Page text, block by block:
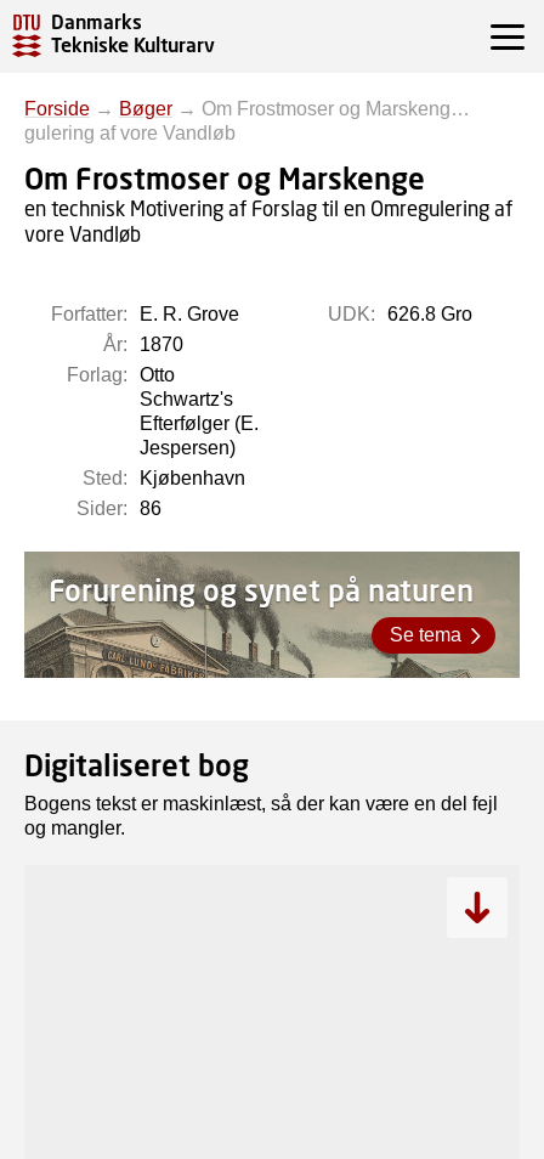
Danmarks
Tekniske Kulturarv
Forside → Bøger → Om Frostmoser og Marskeng…
gulering af vore Vandløb
Om Frostmoser og Marskenge
en technisk Motivering af Forslag til en Omregulering af
vore Vandløb
Forfatter:
E. R. Grove
År:
1870
Forlag:
Otto
Schwartz's
Efterfølger (E.
Jespersen)
Sted:
Kjøbenhavn
Sider:
86
UDK: 626.8 Gro
Forurening og synet på naturen
Se tema
Digitaliseret bog
Bogens tekst er maskinlæst, så der kan være en del fejl
og mangler.